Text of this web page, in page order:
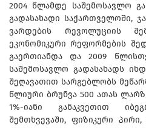
2004 წლამდე საშემოსავლო
გადასახადი საქართველოში,
ვარდების რევოლუციის
ეკონომიკური რეფორმების
გაერთიანდა და 2009
საშემოსავლო გადასახადს
შეღავათით სარგებლობს
წლიური ბრუნვა 500 ათას
1%-იანი განაკვეთით
შემთხვევაში, ფიზიკური